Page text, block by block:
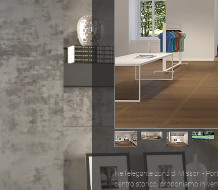
Nell'elegante zona di Missori -
centro storico, proponiamo in